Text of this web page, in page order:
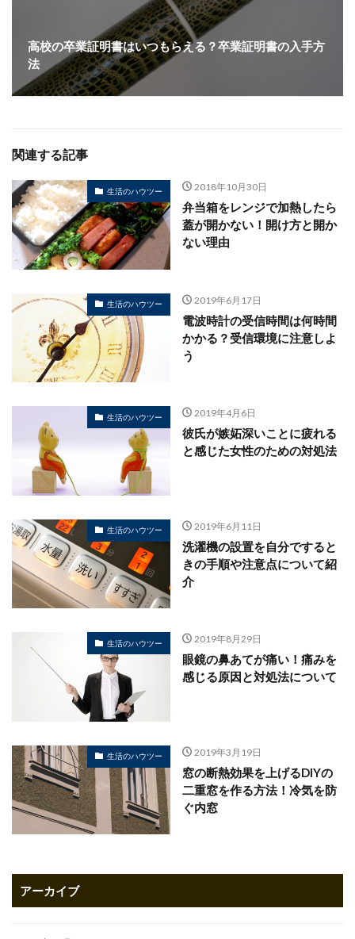
高校の卒業証明書はいつもらえる？卒業証明書の入手方
法
関連する記事
生活のハウツー 2018年10月30日
弁当箱をレンジで加熱したら
蓋が開かない！開け方と開か
ない理由
生活のハウツー 2019年6月17日
電波時計の受信時間は何時間
かかる？受信環境に注意しよ
う
生活のハウツー 2019年4月6日
彼氏が嫉妬深いことに疲れる
と感じた女性のための対処法
生活のハウツー 2019年6月11日
洗濯機の設置を自分ですると
きの手順や注意点について紹
介
生活のハウツー 2019年8月29日
眼鏡の鼻あてが痛い！痛みを
感じる原因と対処法について
生活のハウツー 2019年3月19日
窓の断熱効果を上げるDIYの
二重窓を作る方法！冷気を防
ぐ内窓
アーカイブ